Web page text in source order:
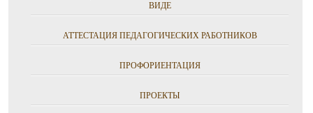
ВИДЕ
АТТЕСТАЦИЯ ПЕДАГОГИЧЕСКИХ РАБОТНИКОВ
ПРОФОРИЕНТАЦИЯ
ПРОЕКТЫ